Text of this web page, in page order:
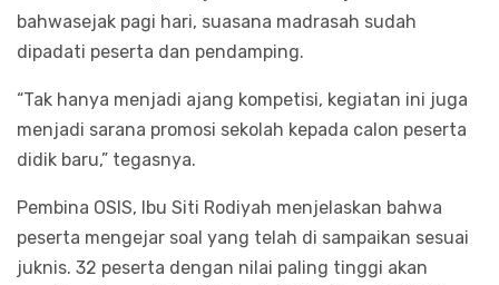
bahwasejak pagi hari, suasana madrasah sudah
dipadati peserta dan pendamping.
“Tak hanya menjadi ajang kompetisi, kegiatan ini juga
menjadi sarana promosi sekolah kepada calon peserta
didik baru,” tegasnya.
Pembina OSIS, Ibu Siti Rodiyah menjelaskan bahwa
peserta mengejar soal yang telah di sampaikan sesuai
juknis. 32 peserta dengan nilai paling tinggi akan